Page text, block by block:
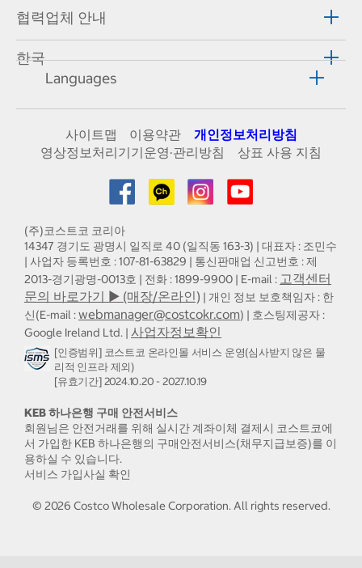
협력업체 안내
한국
Languages
사이트맵 이용약관
개인정보처리방침
영상정보처리기기운영·관리방침
상표 사용 지침
(주)코스트코 코리아
14347 경기도 광명시 일직로 40 (일직동 163-3) | 대표자 : 조민수
| 사업자 등록번호 : 107-81-63829 | 통신판매업 신고번호 : 제
2013-경기광명-0013호 | 전화 : 1899-9900 | E-mail : 고객센터
문의 바로가기 ▶ (매장/온라인) | 개인 정보 보호책임자 : 한
신(E-mail :webmanager@costcokr.com) | 호스팅제공자 :
Google Ireland Ltd. | 사업자정보확인
[인증범위] 코스트코 온라인몰 서비스 운영(심사받지 않은 물
리적 인프라 제외)
[유효기간] 2024.10.20 - 2027.10.19
KEB 하나은행 구매 안전서비스
회원님은 안전거래를 위해 실시간 계좌이체 결제시 코스트코에
서 가입한 KEB 하나은행의 구매안전서비스(채무지급보증)를 이
용하실 수 있습니다.
서비스 가입사실 확인
© 2026 Costco Wholesale Corporation.All rights reserved.